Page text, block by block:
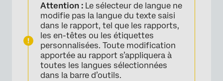
Attention : Le sélecteur de langue ne
modifie pas la langue du texte saisi
dans le rapport, tel que les rapports,
les en-têtes ou les étiquettes
personnalisées. Toute modification
apportée au rapport s’appliquera à
toutes les langues sélectionnées
dans la barre d’outils.